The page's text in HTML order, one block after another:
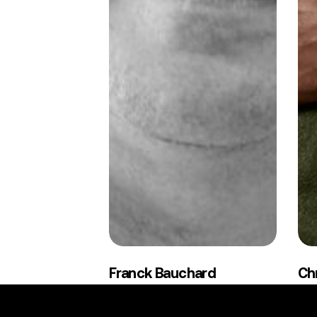
Bauchard
Franck Bauchard